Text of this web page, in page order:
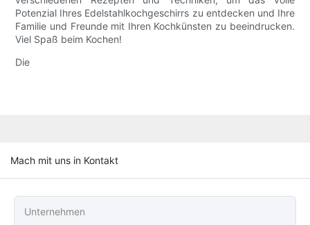
Potenzial Ihres Edelstahlkochgeschirrs zu entdecken und Ihre
Familie und Freunde mit Ihren Kochkünsten zu beeindrucken.
Viel Spaß beim Kochen!
Die
Mach mit uns in Kontakt
Unternehmen